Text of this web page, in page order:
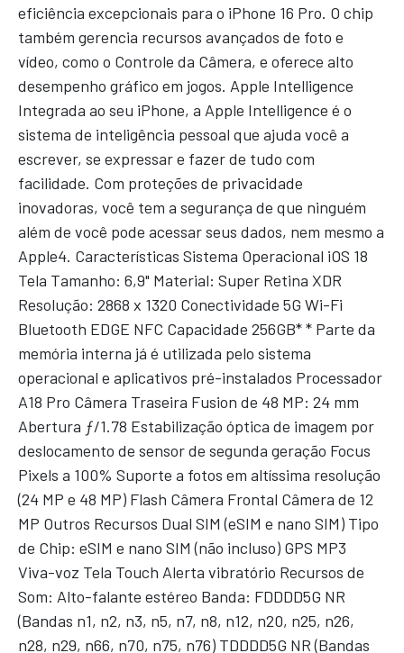
eficiência excepcionais para o iPhone 16 Pro. O chip
também gerencia recursos avançados de foto e
vídeo, como o Controle da Câmera, e oferece alto
desempenho gráfico em jogos. Apple Intelligence
Integrada ao seu iPhone, a Apple Intelligence é o
sistema de inteligência pessoal que ajuda você a
escrever, se expressar e fazer de tudo com
facilidade. Com proteções de privacidade
inovadoras, você tem a segurança de que ninguém
além de você pode acessar seus dados, nem mesmo a
Apple4. Características Sistema Operacional iOS 18
Tela Tamanho: 6,9" Material: Super Retina XDR
Resolução: 2868 x 1320 Conectividade 5G Wi-Fi
Bluetooth EDGE NFC Capacidade 256GB* * Parte da
memória interna já é utilizada pelo sistema
operacional e aplicativos pré-instalados Processador
A18 Pro Câmera Traseira Fusion de 48 MP: 24 mm
Abertura ƒ/1.78 Estabilização óptica de imagem por
deslocamento de sensor de segunda geração Focus
Pixels a 100% Suporte a fotos em altíssima resolução
(24 MP e 48 MP) Flash Câmera Frontal Câmera de 12
MP Outros Recursos Dual SIM (eSIM e nano SIM) Tipo
de Chip: eSIM e nano SIM (não incluso) GPS MP3
Viva-voz Tela Touch Alerta vibratório Recursos de
Som: Alto-falante estéreo Banda: FDDDD5G NR
(Bandas n1, n2, n3, n5, n7, n8, n12, n20, n25, n26,
n28, n29, n66, n70, n75, n76) TDDDD5G NR (Bandas